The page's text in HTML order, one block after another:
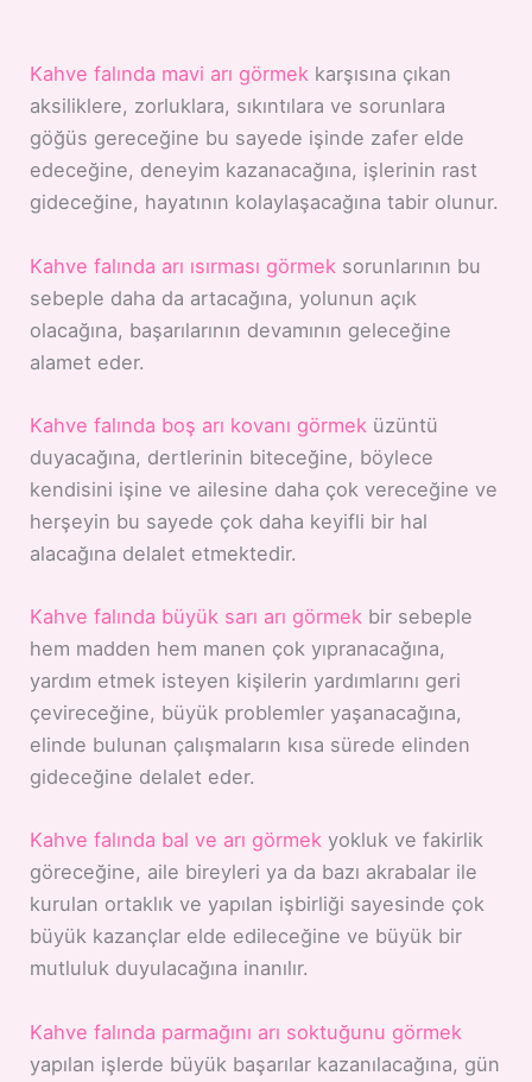
Kahve falında mavi arı görmek karşısına çıkan
aksiliklere, zorluklara, sıkıntılara ve sorunlara
göğüs gereceğine bu sayede işinde zafer elde
edeceğine, deneyim kazanacağına, işlerinin rast
gideceğine, hayatının kolaylaşacağına tabir olunur.
Kahve falında arı ısırması görmek sorunlarının bu
sebeple daha da artacağına, yolunun açık
olacağına, başarılarının devamının geleceğine
alamet eder.
Kahve falında boş arı kovanı görmek üzüntü
duyacağına, dertlerinin biteceğine, böylece
kendisini işine ve ailesine daha çok vereceğine ve
herşeyin bu sayede çok daha keyifli bir hal
alacağına delalet etmektedir.
Kahve falında büyük sarı arı görmek bir sebeple
hem madden hem manen çok yıpranacağına,
yardım etmek isteyen kişilerin yardımlarını geri
çevireceğine, büyük problemler yaşanacağına,
elinde bulunan çalışmaların kısa sürede elinden
gideceğine delalet eder.
Kahve falında bal ve arı görmek yokluk ve fakirlik
göreceğine, aile bireyleri ya da bazı akrabalar ile
kurulan ortaklık ve yapılan işbirliği sayesinde çok
büyük kazançlar elde edileceğine ve büyük bir
mutluluk duyulacağına inanılır.
Kahve falında parmağını arı soktuğunu görmek
yapılan işlerde büyük başarılar kazanılacağına, gün